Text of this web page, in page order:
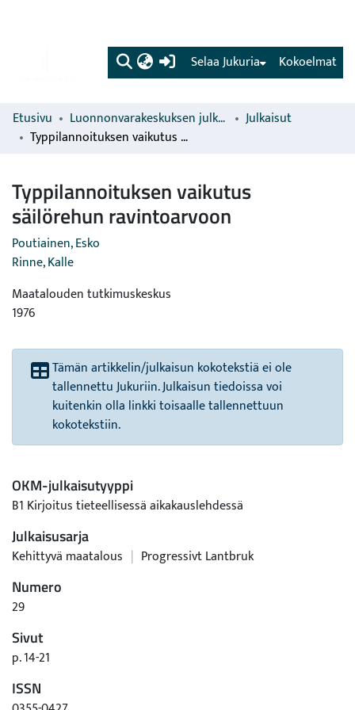
(current) Kokoelmat
Selaa Jukuria
Etusivu Luonnonvarakeskuksen julkaisut
Julkaisut
Typpilannoituksen vaikutus säilörehun ravintoarvoon
Typpilannoituksen vaikutus
säilörehun ravintoarvoon
Poutiainen, Esko
Rinne, Kalle
Maatalouden tutkimuskeskus
1976
Tämän artikkelin/julkaisun kokotekstiä ei ole
tallennettu Jukuriin. Julkaisun tiedoissa voi
kuitenkin olla linkki toisaalle tallennettuun
kokotekstiin.
OKM-julkaisutyyppi
B1 Kirjoitus tieteellisessä aikakauslehdessä
Julkaisusarja
Kehittyvä maatalous | Progressivt Lantbruk
Numero
29
Sivut
p. 14-21
ISSN